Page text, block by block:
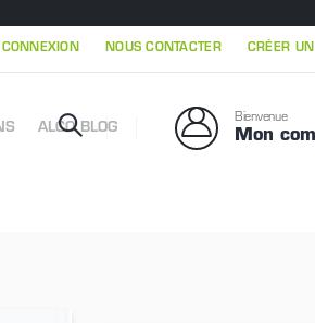
CONNEXION NOUS CONTACTER CRÉER
ALCO BLOG
Bienvenue
Mon